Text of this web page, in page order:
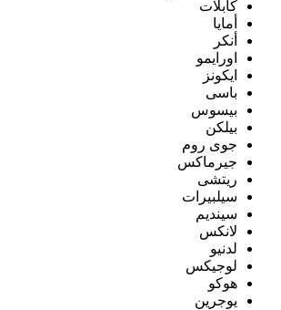
كابلات
أمايا
أنكر
اورايمو
ايكونز
باسى
بيسوس
بيلكن
جوى روم
جيرماكس
ريتشى
سيلبيرات
سينديم
لانكس
لدنيو
لوجيكس
هوكو
يوجرين